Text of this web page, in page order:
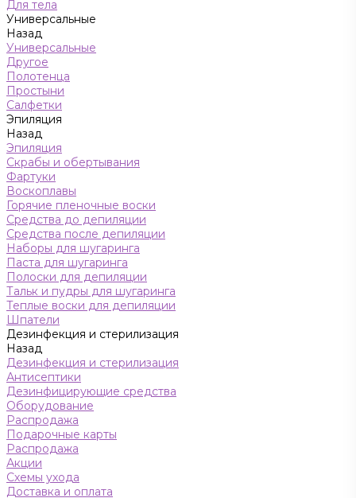
Для тела
Универсальные
Назад
Универсальные
Другое
Полотенца
Простыни
Салфетки
Эпиляция
Назад
Эпиляция
Скрабы и обертывания
Фартуки
Воскоплавы
Горячие пленочные воски
Средства до депиляции
Средства после депиляции
Наборы для шугаринга
Паста для шугаринга
Полоски для депиляции
Тальк и пудры для шугаринга
Теплые воски для депиляции
Шпатели
Дезинфекция и стерилизация
Назад
Дезинфекция и стерилизация
Антисептики
Дезинфицирующие средства
Оборудование
Распродажа
Подарочные карты
Распродажа
Акции
Схемы ухода
Доставка и оплата